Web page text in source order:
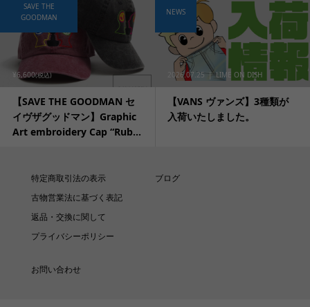
¥6,600(税込)
【SAVE THE GOODMAN セ
イヴザグッドマン】Graphic
Art embroidery Cap “Rub...
SAVE THE
GOODMAN
2026.07.25 LIME ON DISH
【VANS ヴァンズ】3種類が
入荷いたしました。
NEWS
特定商取引法の表示
古物営業法に基づく表記
返品・交換に関して
プライバシーポリシー
ブログ
お問い合わせ